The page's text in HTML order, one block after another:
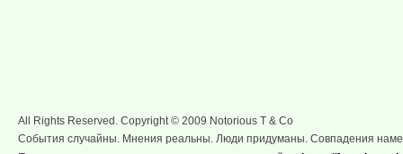
All Rights Reserved. Copyright © 2009 Notorious T & Co
События случайны. Мнения реальны. Люди придуманы. Совпадения